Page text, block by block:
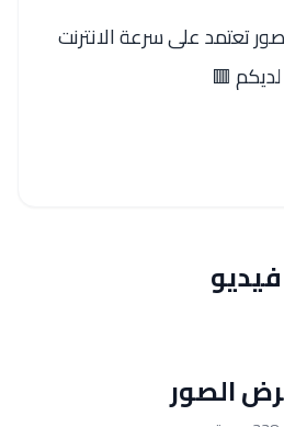
تعتمد على سرعة الانترنت
لديكم 🟥
فيديو
الصور